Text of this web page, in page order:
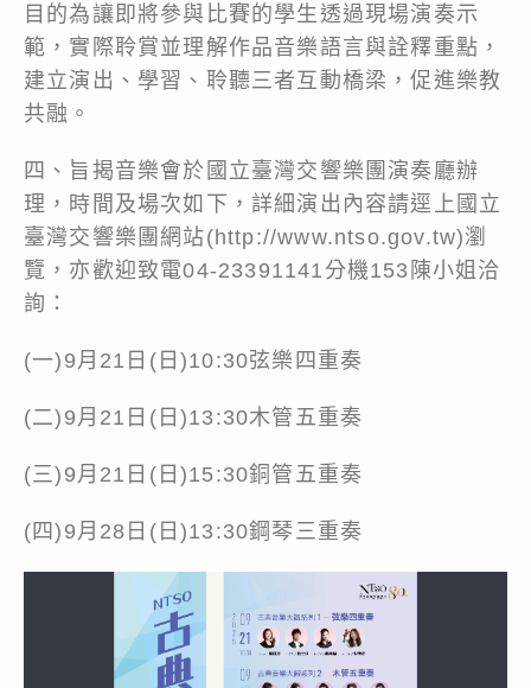
目的為讓即將參與比賽的學生透過現場演奏示
範，實際聆賞並理解作品音樂語言與詮釋重點，
建立演出、學習、聆聽三者互動橋梁，促進樂教
共融。
四、旨揭音樂會於國立臺灣交響樂團演奏廳辦
理，時間及場次如下，詳細演出內容請逕上國立
臺灣交響樂團網站(http://www.ntso.gov.tw)瀏
覽，亦歡迎致電04-23391141分機153陳小姐洽
詢：
(一)9月21日(日)10:30弦樂四重奏
(二)9月21日(日)13:30木管五重奏
(三)9月21日(日)15:30銅管五重奏
(四)9月28日(日)13:30鋼琴三重奏